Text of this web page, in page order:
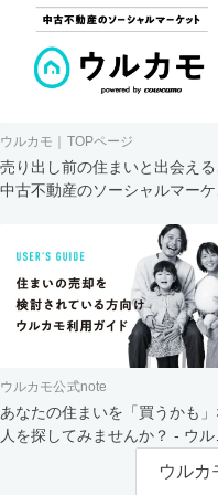
ウルカモ｜TOPページ
売り出し前の住まいと出会える
中古不動産のソーシャルマーケ
ウルカモ公式note
あなたの住まいを「買うかも」
人を探してみませんか？ - ウル
ウルカ